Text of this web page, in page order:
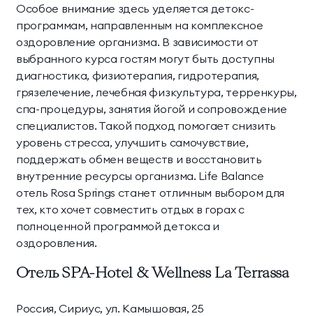
Особое внимание здесь уделяется детокс-
программам, направленным на комплексное
оздоровление организма. В зависимости от
выбранного курса гостям могут быть доступны
диагностика, физиотерапия, гидротерапия,
грязелечение, лечебная физкультура, терренкуры,
спа-процедуры, занятия йогой и сопровождение
специалистов. Такой подход помогает снизить
уровень стресса, улучшить самочувствие,
поддержать обмен веществ и восстановить
внутренние ресурсы организма. Life Balance
отель Rosa Springs станет отличным выбором для
тех, кто хочет совместить отдых в горах с
полноценной программой детокса и
оздоровления.
Отель SPA-Hotel & Wellness La Terrassa
Россия, Сириус, ул. Камышовая, 25